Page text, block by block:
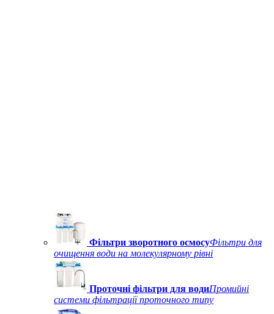
Фільтри зворотного осмосуФільтри для
очищення води на молекулярному рівні
Проточні фільтри для водиПромийні
системи фільтрації проточного типу